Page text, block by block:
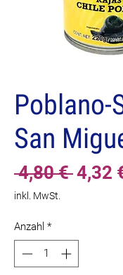
Poblano-
San
4,80 € 4,32
inkl. MwSt.
Anzahl *